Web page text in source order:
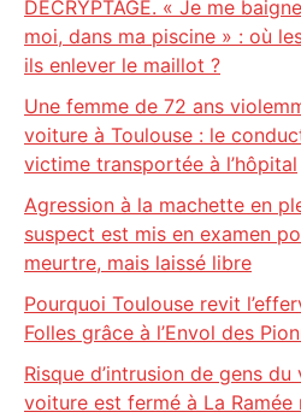
DECRYPTAGE. « Je me
moi, dans ma piscine » : où
ils enlever le maillot ?
Une femme de 72 ans
voiture à Toulouse : le
victime transportée à l’hôpital
Agression à la machette en
suspect est mis en examen
meurtre, mais laissé libre
Pourquoi Toulouse revit
Folles grâce à l’Envol des
Risque d’intrusion de gens
voiture est fermé à La